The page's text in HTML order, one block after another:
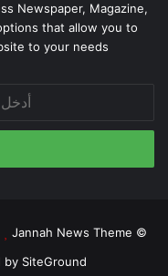
Newspaper, Magazine,
that allow you to
to your needs.
الإلكتروني
© Copyright 2026, All Rights Reserved |
Jannah News Theme
by SiteGround